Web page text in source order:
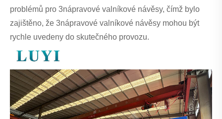
problémů pro 3nápravové valníkové návěsy, čímž bylo
zajištěno, že 3nápravové valníkové návěsy mohou být
rychle uvedeny do skutečného provozu.